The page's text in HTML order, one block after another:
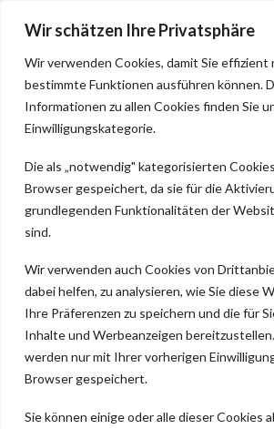
Wir schätzen Ihre Privatsphäre
Wir verwenden Cookies, damit Sie effizient
bestimmte Funktionen ausführen können.
Informationen zu allen Cookies finden Sie
Einwilligungskategorie.
Die als „notwendig" kategorisierten
Browser gespeichert, da sie für die
grundlegenden Funktionalitäten der
sind.
Wir verwenden auch Cookies von
dabei helfen, zu analysieren, wie Sie diese
Ihre Präferenzen zu speichern und die für
Inhalte und Werbeanzeigen
werden nur mit Ihrer vorherigen
Browser gespeichert.
Sie können einige oder alle dieser Cookies